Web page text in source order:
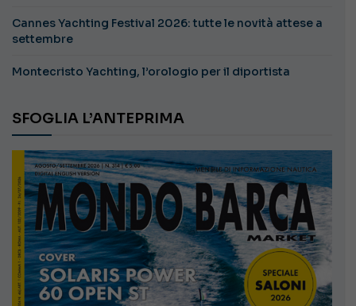
Cannes Yachting Festival 2026: tutte le novità attese a
settembre
Montecristo Yachting, l’orologio per il diportista
SFOGLIA L’ANTEPRIMA